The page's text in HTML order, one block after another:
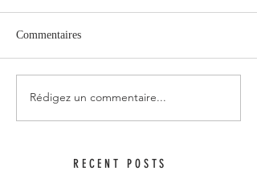
Commentaires
Rédigez un commentaire...
RECENT POSTS